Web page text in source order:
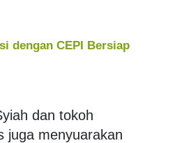
dengan CEPI Bersiap
dan tokoh
juga menyuarakan